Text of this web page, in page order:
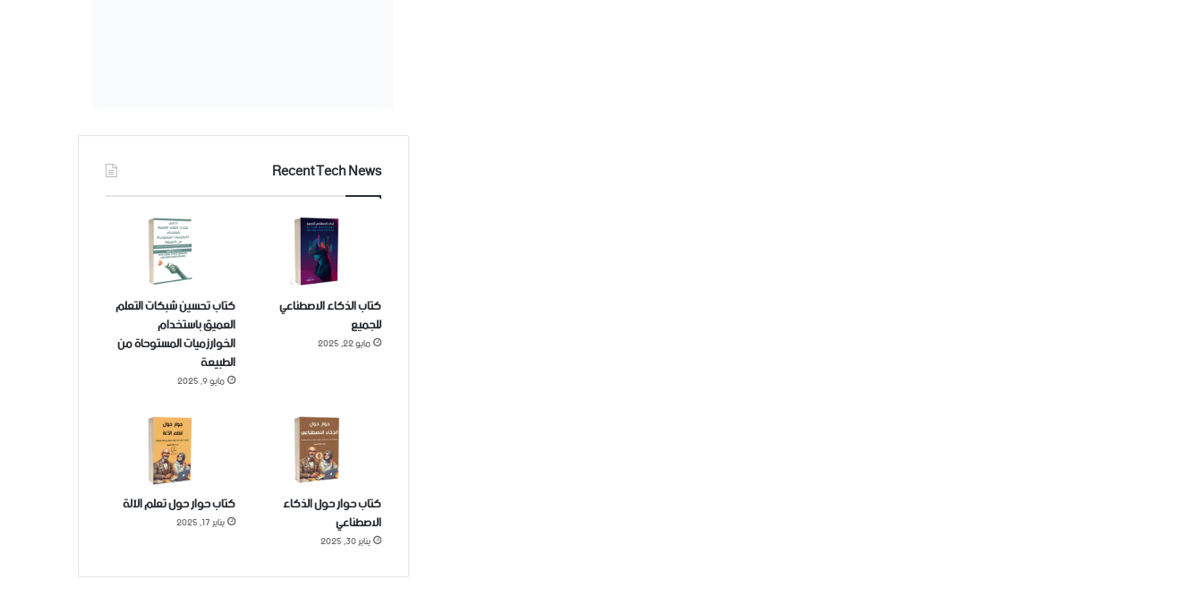
Recent Tech News
كتاب الذكاء الاصطناعي
للجميع
مايو 22, 2025
كتاب تحسين شبكات التعلم
العميق باستخدام
الخوارزميات المستوحاة من
الطبيعة
مايو 9, 2025
كتاب حوار حول الذكاء
الاصطناعي
يناير 30, 2025
كتاب حوار حول تعلم الآلة
يناير 17, 2025